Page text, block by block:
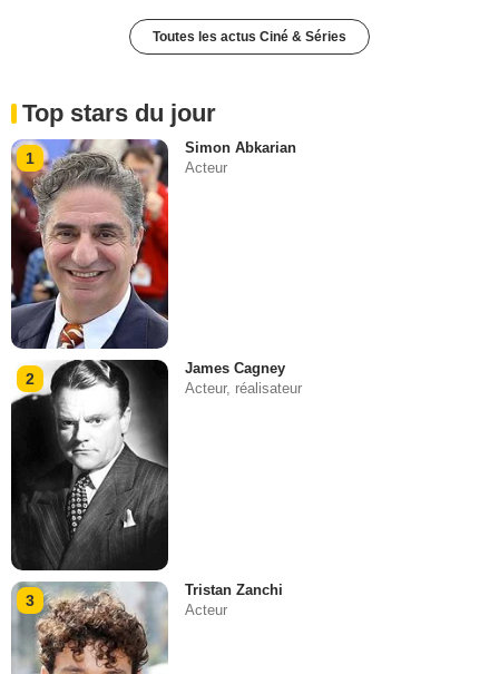
Toutes les actus Ciné & Séries
Top stars du jour
1
Simon Abkarian
Acteur
2
James Cagney
Acteur, réalisateur
3
Tristan Zanchi
Acteur